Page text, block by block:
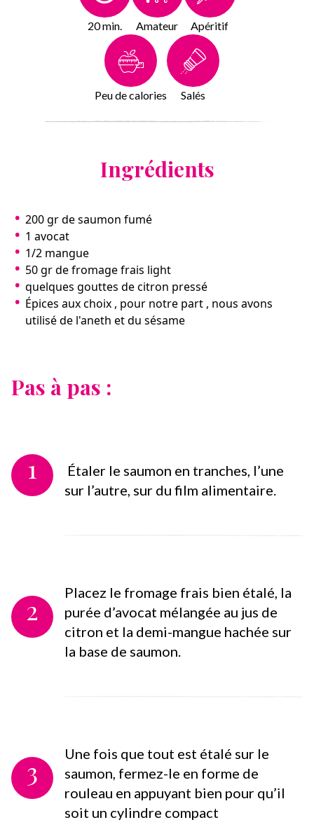
20 min. Amateur Apéritif
Peu de calories Salés
Ingrédients
200 gr de saumon fumé
1 avocat
1/2 mangue
50 gr de fromage frais light
quelques gouttes de citron pressé
Épices aux choix , pour notre part , nous avons
utilisé de l'aneth et du sésame
Pas à pas :
1
Étaler le saumon en tranches, l’une
sur l’autre, sur du film alimentaire.
2
Placez le fromage frais bien étalé, la
purée d’avocat mélangée au jus de
citron et la demi-mangue hachée sur
la base de saumon.
3
Une fois que tout est étalé sur le
saumon, fermez-le en forme de
rouleau en appuyant bien pour qu’il
soit un cylindre compact